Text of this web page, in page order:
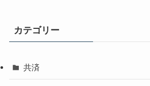
カテゴリー
共済